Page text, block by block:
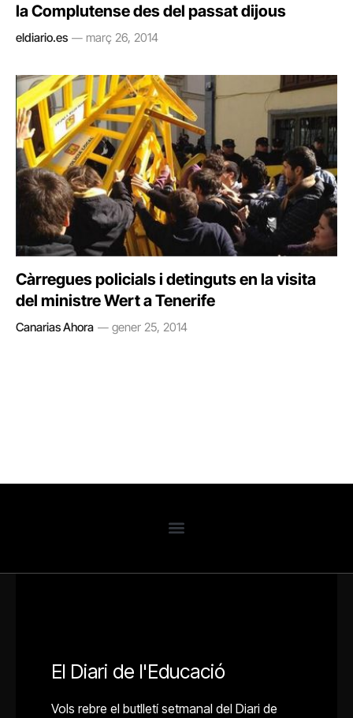
la Complutense des del passat dijous
eldiario.es març 26, 2014
Càrregues policials i detinguts en la visita
del ministre Wert a Tenerife
Canarias Ahora gener 25, 2014